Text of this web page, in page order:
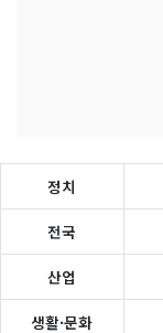
정치
전국
산업
생활·문화